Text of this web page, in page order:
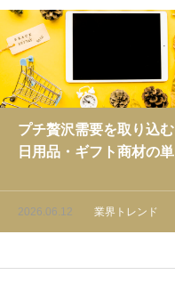
プチ贅沢需要を取り込む
日用品・ギフト商材の単
タ付き】
2026.06.12 業界トレンド